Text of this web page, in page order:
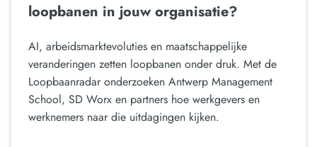
loopbanen in jouw organisatie?
AI, arbeidsmarktevoluties en maatschappelijke
veranderingen zetten loopbanen onder druk. Met de
Loopbaanradar onderzoeken Antwerp Management
School, SD Worx en partners hoe werkgevers en
werknemers naar die uitdagingen kijken.